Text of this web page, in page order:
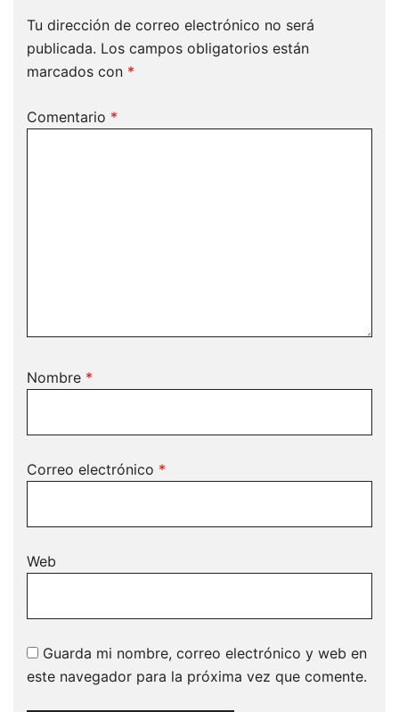
Tu dirección de correo electrónico no será
publicada. Los campos obligatorios están
marcados con *
Comentario *
Nombre *
Correo electrónico *
Web
Guarda mi nombre, correo electrónico y web en
este navegador para la próxima vez que comente.